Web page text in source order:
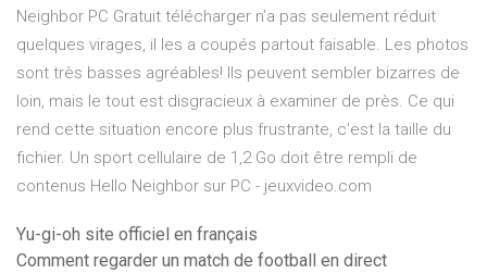
Neighbor PC Gratuit télécharger n’a pas seulement réduit
quelques virages, il les a coupés partout faisable. Les photos
sont très basses agréables! Ils peuvent sembler bizarres de
loin, mais le tout est disgracieux à examiner de près. Ce qui
rend cette situation encore plus frustrante, c’est la taille du
fichier. Un sport cellulaire de 1,2 Go doit être rempli de
contenus Hello Neighbor sur PC - jeuxvideo.com
Yu-gi-oh site officiel en français
Comment regarder un match de football en direct